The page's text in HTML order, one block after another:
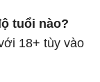
tuổi nào?
18+ tùy vào